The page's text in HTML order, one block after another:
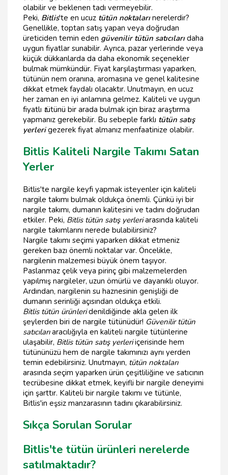
olabilir ve beklenen tadı vermeyebilir.
Peki, Bitlis'te en ucuz tütün noktalarınerelerdir?
Genellikle, toptan satış yapan veya doğrudan
üreticiden temin eden güvenilir tütün satıcılarıdaha
uygun fiyatlar sunabilir. Ayrıca, pazar yerlerinde veya
küçük dükkanlarda da daha ekonomik seçenekler
bulmak mümkündür. Fiyat karşılaştırması yaparken,
tütünün nem oranına, aromasına ve genel kalitesine
dikkat etmek faydalı olacaktır. Unutmayın, en ucuz
her zaman en iyi anlamına gelmez. Kaliteli ve uygun
fiyatlı tütünü bir arada bulmak için biraz araştırma
yapmanız gerekebilir. Bu sebeple farklı tütün satış
yerlerigezerek fiyat almanız menfaatinize olabilir.
Bitlis Kaliteli Nargile Takımı Satan
Yerler
Bitlis'te nargile keyfi yapmak isteyenler için kaliteli
nargile takımı bulmak oldukça önemli. Çünkü iyi bir
nargile takımı, dumanın kalitesini ve tadını doğrudan
etkiler. Peki, Bitlis tütün satış yerleriarasında kaliteli
nargile takımlarını nerede bulabilirsiniz?
Nargile takımı seçimi yaparken dikkat etmeniz
gereken bazı önemli noktalar var. Öncelikle,
nargilenin malzemesi büyük önem taşıyor.
Paslanmaz çelik veya pirinç gibi malzemelerden
yapılmış nargileler, uzun ömürlü ve dayanıklı oluyor.
Ardından, nargilenin su haznesinin genişliği de
dumanın serinliği açısından oldukça etkili.
Bitlis tütün ürünleridenildiğinde akla gelen ilk
şeylerden biri de nargile tütünüdür! Güvenilir tütün
satıcılarıaracılığıyla en kaliteli nargile tütünlerine
ulaşabilir, Bitlis tütün satış yerleriiçerisinde hem
tütününüzü hem de nargile takımınızı aynı yerden
temin edebilirsiniz. Unutmayın, tütün noktaları
arasında seçim yaparken ürün çeşitliliğine ve satıcının
tecrübesine dikkat etmek, keyifli bir nargile deneyimi
için şarttır. Kaliteli bir nargile takımı ve tütünle,
Bitlis'in eşsiz manzarasının tadını çıkarabilirsiniz.
Sıkça Sorulan Sorular
Bitlis'te tütün ürünleri nerelerde
satılmaktadır?